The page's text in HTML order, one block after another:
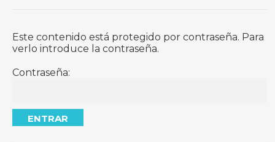
Este contenido está protegido por contraseña. Para
verlo introduce la contraseña.
Contraseña: